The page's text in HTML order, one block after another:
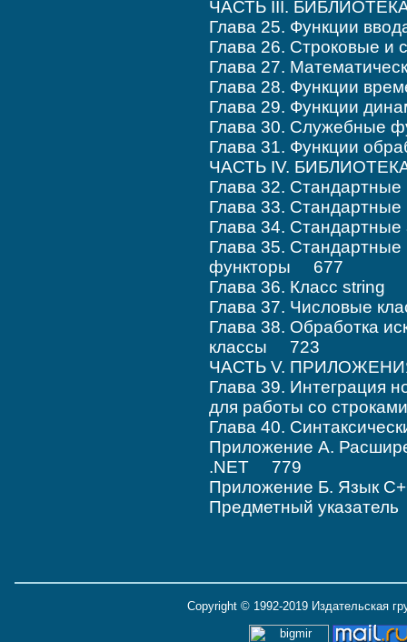
ЧАСТЬ III.
Глава 25. Функции
Глава 26. Строковые
Глава 27.
Глава 28. Функции
Глава 29. Функции
Глава 30. Служебные
Глава 31. Функции
ЧАСТЬ IV.
Глава 32.
Глава 33.
Глава 34.
Глава 35.
функторы 677
Глава 36. Класс string
Глава 37. Числовые
Глава 38. Обработка
классы 723
ЧАСТЬ V.
Глава 39. Интеграция
для работы со
Глава 40.
Приложение А.
.NET 779
Приложение Б. Язык
Предметный
Copyright © 1992-2019 Издательская